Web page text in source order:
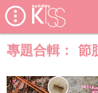
專題合輯： 節